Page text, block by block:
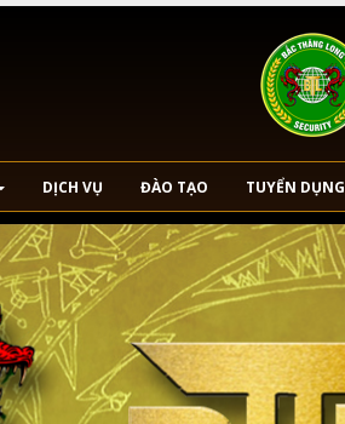
DỊCH VỤ ĐÀO TẠO TUYỂN DỤNG